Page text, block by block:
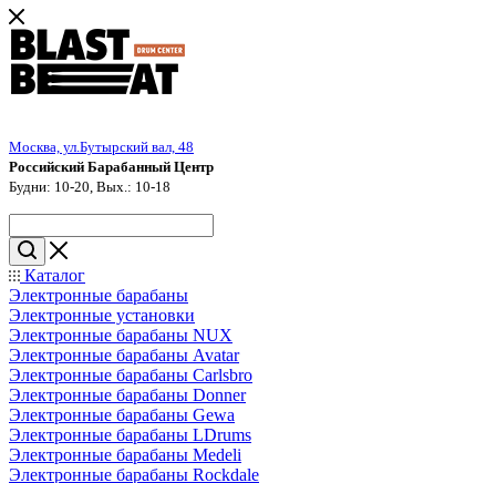
Москва, ул.Бутырский вал, 48
Российский Барабанный Центр
Будни: 10-20, Вых.: 10-18
Каталог
Электронные барабаны
Электронные установки
Электронные барабаны NUX
Электронные барабаны Avatar
Электронные барабаны Carlsbro
Электронные барабаны Donner
Электронные барабаны Gewa
Электронные барабаны LDrums
Электронные барабаны Medeli
Электронные барабаны Rockdale